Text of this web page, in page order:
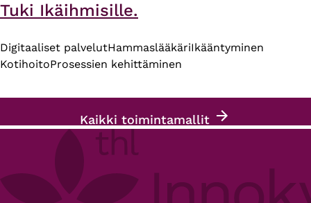
Tuki Ikäihmisille.
Digitaaliset palvelutHammaslääkäriIkääntyminen
KotihoitoProsessien kehittäminen
Kaikki toimintamallit